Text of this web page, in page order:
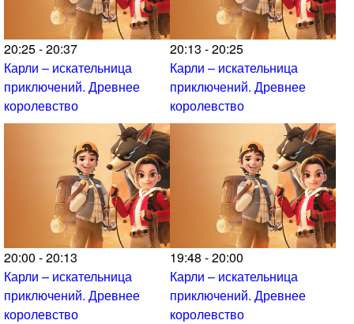
20:25 - 20:37
Карли – искательница
приключений. Древнее
королевство
20:13 - 20:25
Карли – искательница
приключений. Древнее
королевство
20:00 - 20:13
Карли – искательница
приключений. Древнее
королевство
19:48 - 20:00
Карли – искательница
приключений. Древнее
королевство